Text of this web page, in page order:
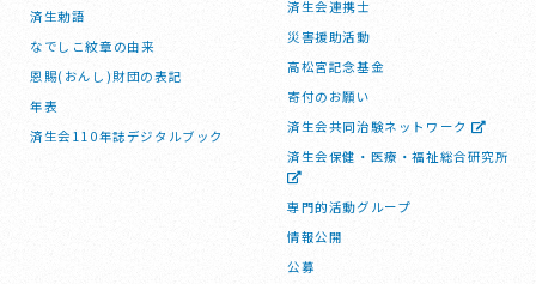
済生勅語
なでしこ紋章の由来
恩賜(おんし)財団の表記
年表
済生会110年誌デジタルブック
済生会連携士
災害援助活動
高松宮記念基金
寄付のお願い
済生会共同治験ネットワーク
済生会保健・医療・福祉総合研究所
専門的活動グループ
情報公開
公募